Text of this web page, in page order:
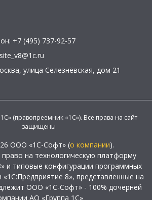
+7 (495) 737-92-57
site_v8@1c.ru
, улица Селезнёвская, дом 21
(правопреемник «1С»). Все права на сайт
защищены
ООО «1С-Софт» (о компании).
на технологическую платформу
и типовые конфигурации программных
8», представленные на
ООО «1С-Софт» - 100% дочерней
АО «Группа 1С»